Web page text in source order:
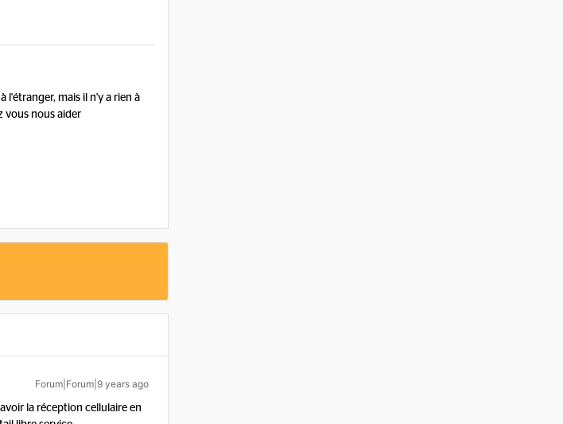
l'étranger, mais il n'y a rien à
vous nous aider
Forum|Forum|9 years ago
la réception cellulaire en